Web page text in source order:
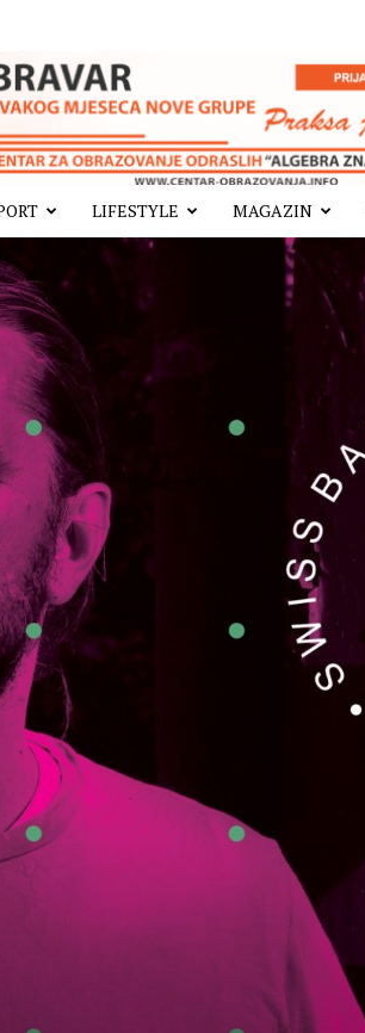
LIFESTYLE MAGAZIN